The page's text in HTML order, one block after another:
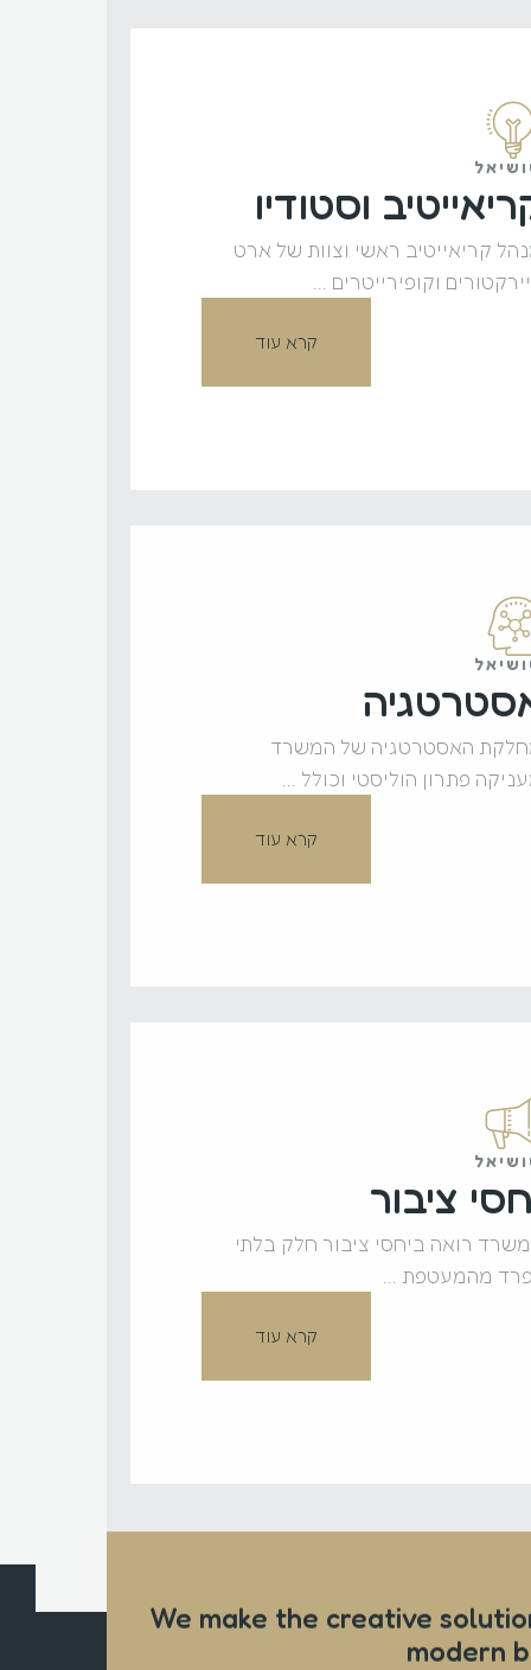
וסטודיו
קריאייטיב ראשי וצוות של ארט
וקופירייטרים ...
קרא עוד
האסטרטגיה של המשרד
פתרון הוליסטי וכולל ...
קרא עוד
ציבור
רואה ביחסי ציבור חלק בלתי
מהמעטפת ...
קרא עוד
We make the creative
modern